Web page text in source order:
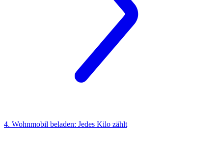
4. Wohnmobil beladen: Jedes Kilo zählt